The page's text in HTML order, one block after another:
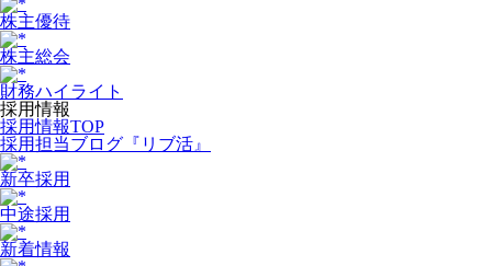
株主優待
株主総会
財務ハイライト
採用情報
採用情報TOP
採用担当ブログ『リブ活』
新卒採用
中途採用
新着情報